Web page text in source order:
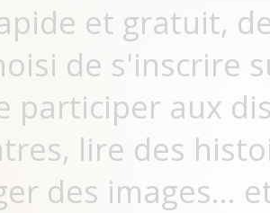
et gratuit,
de s'inscrire
participer aux
lire des
des images...